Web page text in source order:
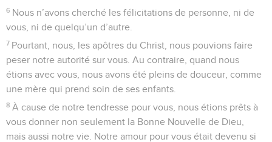
6 Nous n’avons cherché les félicitations de personne, ni de
vous, ni de quelqu’un d’autre.
7 Pourtant, nous, les apôtres du Christ, nous pouvions faire
peser notre autorité sur vous. Au contraire, quand nous
étions avec vous, nous avons été pleins de douceur, comme
une mère qui prend soin de ses enfants.
8 À cause de notre tendresse pour vous, nous étions prêts à
vous donner non seulement la Bonne Nouvelle de Dieu,
mais aussi notre vie. Notre amour pour vous était devenu si